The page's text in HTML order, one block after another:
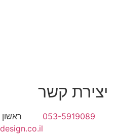
יצירת קשר
053-5919089 ראשון